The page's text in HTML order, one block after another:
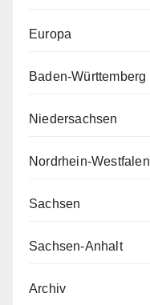
Europa
Baden-Württemberg
Niedersachsen
Nordrhein-Westfalen
Sachsen
Sachsen-Anhalt
Archiv